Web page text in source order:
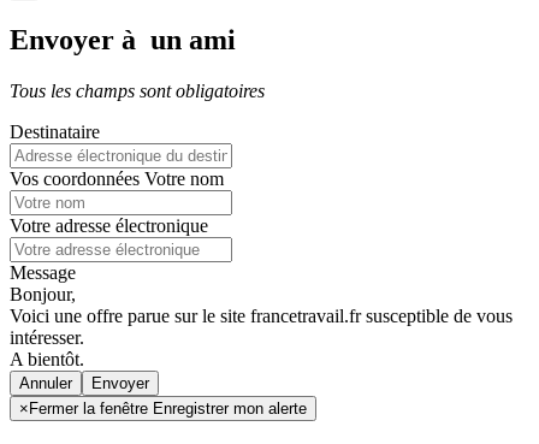
Envoyer à un ami
Tous les champs sont obligatoires
Destinataire
Vos coordonnées Votre nom
Votre adresse électronique
Message
Bonjour,
Voici une offre parue sur le site francetravail.fr susceptible de vous
intéresser.
A bientôt.
Annuler
× Fermer la fenêtre Enregistrer mon alerte